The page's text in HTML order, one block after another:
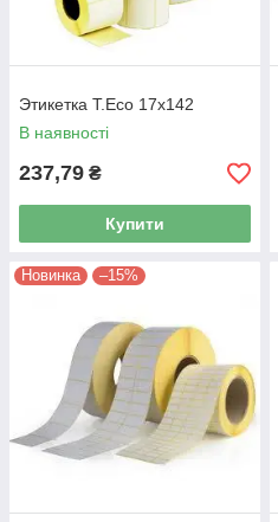
Этикетка T.Eco 17x142
В наявності
237,79 ₴
Купити
Новинка –15%